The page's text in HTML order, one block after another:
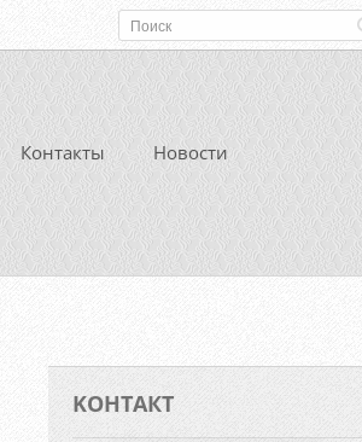
Контакты Новости
KOНТАКТ